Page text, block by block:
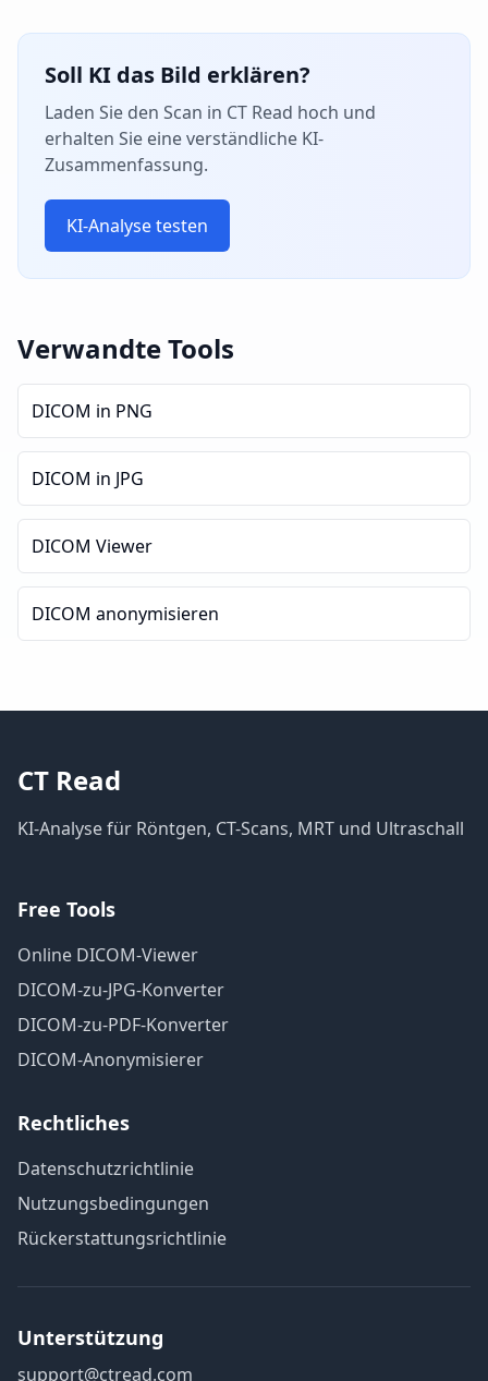
Soll KI das Bild erklären?
Laden Sie den Scan in CT Read hoch und
erhalten Sie eine verständliche KI-
Zusammenfassung.
KI-Analyse testen
Verwandte Tools
DICOM in PNG
DICOM in JPG
DICOM Viewer
DICOM anonymisieren
CT Read
KI-Analyse für Röntgen, CT-Scans, MRT und Ultraschall
Free Tools
Online DICOM-Viewer
DICOM-zu-JPG-Konverter
DICOM-zu-PDF-Konverter
DICOM-Anonymisierer
Rechtliches
Datenschutzrichtlinie
Nutzungsbedingungen
Rückerstattungsrichtlinie
Unterstützung
support@ctread.com